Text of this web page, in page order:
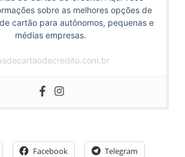
sobre as melhores opções de
cartão para autônomos, pequenas e
médias empresas.
Facebook Telegram